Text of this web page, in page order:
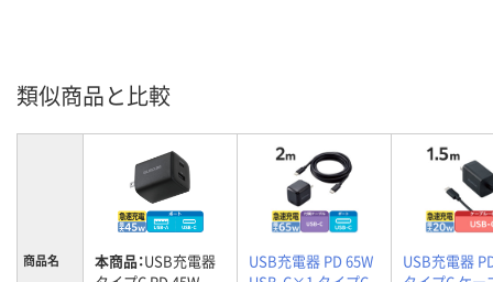
類似商品と比較
商品名 本商品：USB充電器
USB充電器 PD 65W
USB充電器